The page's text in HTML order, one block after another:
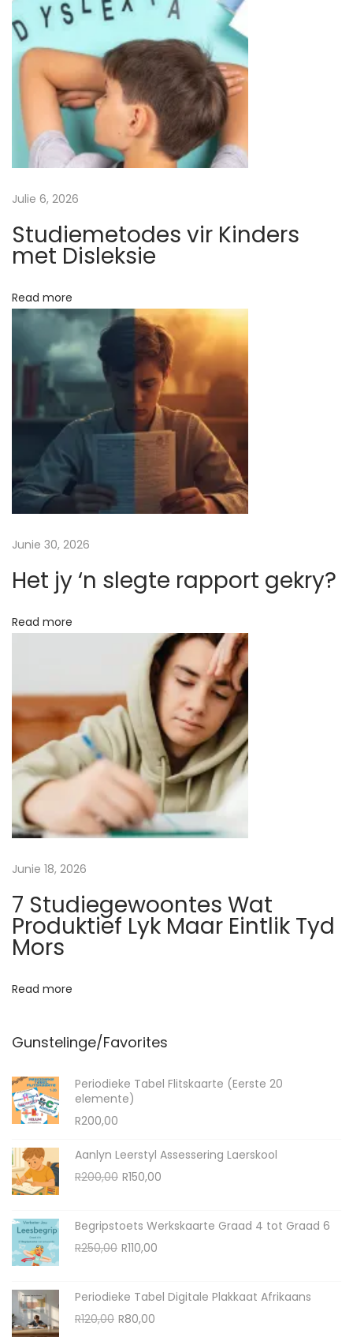
t
u
m
d
e
s
i
d
w
n
h
e
c
o
l
o
o
r
o
Julie 6, 2026
Studiemetodes vir Kinders
met Disleksie
Read more
Junie 30, 2026
Het jy ‘n slegte rapport gekry?
Read more
Junie 18, 2026
7 Studiegewoontes Wat
Produktief Lyk Maar Eintlik Tyd
Mors
Read more
Gunstelinge/Favorites
Periodieke Tabel Flitskaarte (Eerste 20
elemente)
R200,00
Aanlyn Leerstyl Assessering Laerskool
R200,00 R150,00
Begripstoets Werkskaarte Graad 4 tot Graad 6
R250,00 R110,00
Periodieke Tabel Digitale Plakkaat Afrikaans
R120,00 R80,00